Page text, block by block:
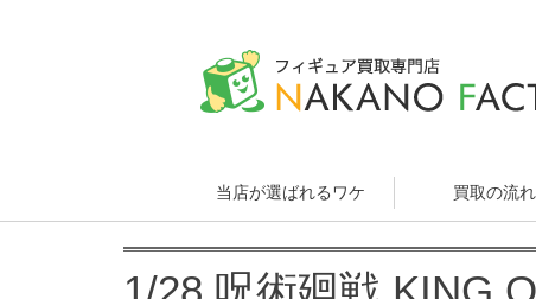
当店が選ばれるワケ 買取の流れ